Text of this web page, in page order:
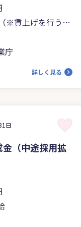
※賃上げを行う赤
は4分の3に引き上
庁
詳しく見る
日
（中途採用拡